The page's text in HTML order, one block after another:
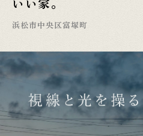
浜松市中央区富塚町